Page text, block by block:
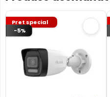
B120HA-LUF/SL(2.8MM)
card (neinclus).
MICROFON INCLUS
Puteti supraveghea atat
acoperita de aceasta
microfon incorporat,
Pret special
-5%